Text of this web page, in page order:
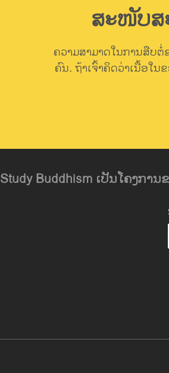
ສະໜັບສ
ຄວາມສາມາດໃນການສືບ
ຄົນ. ຖ້າເຈົ້າຄິດວ່າເນື້ອໃນ
Study Buddhism ເປັນໂຄງກາ